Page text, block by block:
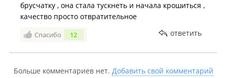
брусчатку , она стала тускнеть и начала крошиться ,
качество просто отвратительное
Спасибо 12 ответить
Больше комментариев нет. Добавить свой комментарий